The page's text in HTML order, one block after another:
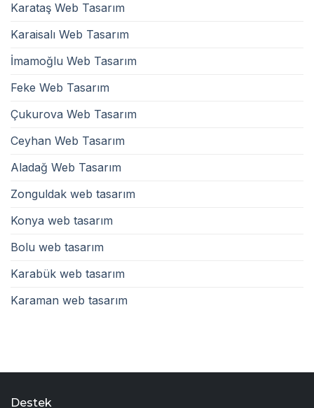
Karataş Web Tasarım
Karaisalı Web Tasarım
İmamoğlu Web Tasarım
Feke Web Tasarım
Çukurova Web Tasarım
Ceyhan Web Tasarım
Aladağ Web Tasarım
Zonguldak web tasarım
Konya web tasarım
Bolu web tasarım
Karabük web tasarım
Karaman web tasarım
Destek